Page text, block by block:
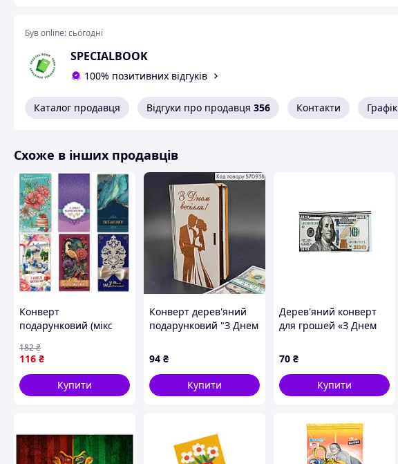
Був online:сьогодні
SPECIALBOOK
100% позитивних відгуків
Каталог продавця Відгуки про продавця 356 Контакти Графік
Схоже в інших продавців
Конверт
подарунковий (мікс
[tsi302979-TSІ]
116 ₴
182₴
Купити
Конверт дерев'яний
подарунковий "З Днем
ручна робота, Україна
94 ₴
Купити
Дерев'яний конверт
для грошей «З Днем
№13, 17х10 см
70 ₴
Купити